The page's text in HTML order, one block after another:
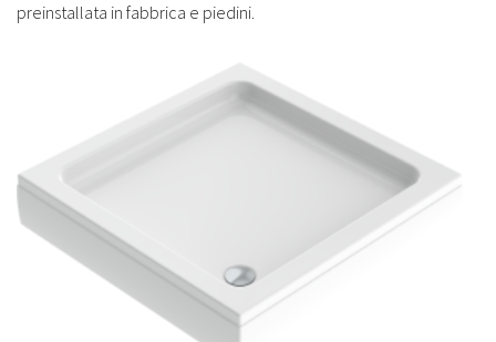
preinstallata in fabbrica e piedini.